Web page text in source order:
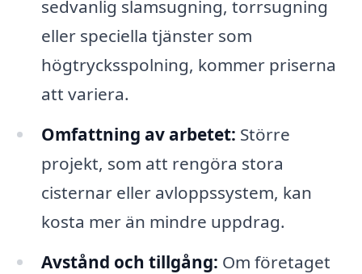
sedvanlig slamsugning, torrsugning
eller speciella tjänster som
högtrycksspolning, kommer priserna
att variera.
Omfattning av arbetet: Större
projekt, som att rengöra stora
cisternar eller avloppssystem, kan
kosta mer än mindre uppdrag.
Avstånd och tillgång: Om företaget